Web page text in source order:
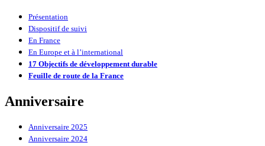
Présentation
Dispositif de suivi
En France
En Europe et à l’international
17 Objectifs de développement durable
Feuille de route de la France
Anniversaire
Anniversaire 2025
Anniversaire 2024